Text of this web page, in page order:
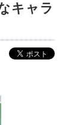
キャラ